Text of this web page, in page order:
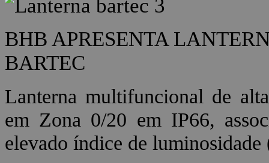
BHB APRESENTA
BARTEC
Lanterna multifuncional de
em Zona 0/20 em IP66,
elevado índice de